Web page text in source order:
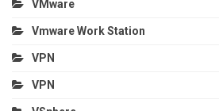
VMware
Vmware Work Station
VPN
VPN